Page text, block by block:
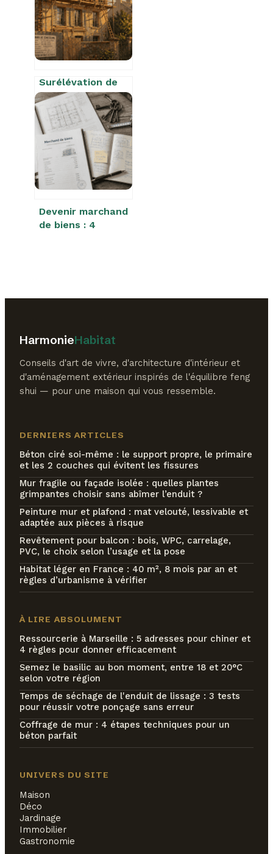
performance
thermique
Surélévation de
maison et
voisinage : 3
risques majeurs
pour votre permis
de construire
Devenir marchand
de biens : 4
HarmonieHabitat
Conseils d'art de vivre, d'architecture d'intérieur et
d'aménagement extérieur inspirés de l'équilibre feng
shui — pour une maison qui vous ressemble.
DERNIERS ARTICLES
Béton ciré soi-même : le support propre, le primaire
et les 2 couches qui évitent les fissures
Mur fragile ou façade isolée : quelles plantes
grimpantes choisir sans abîmer l’enduit ?
Peinture mur et plafond : mat velouté, lessivable et
adaptée aux pièces à risque
Revêtement pour balcon : bois, WPC, carrelage,
PVC, le choix selon l’usage et la pose
Habitat léger en France : 40 m², 8 mois par an et
règles d’urbanisme à vérifier
À LIRE ABSOLUMENT
Ressourcerie à Marseille : 5 adresses pour chiner et
4 règles pour donner efficacement
Semez le basilic au bon moment, entre 18 et 20°C
selon votre région
Temps de séchage de l'enduit de lissage : 3 tests
pour réussir votre ponçage sans erreur
Coffrage de mur : 4 étapes techniques pour un
béton parfait
UNIVERS DU SITE
Maison
Déco
Jardinage
Immobilier
Gastronomie